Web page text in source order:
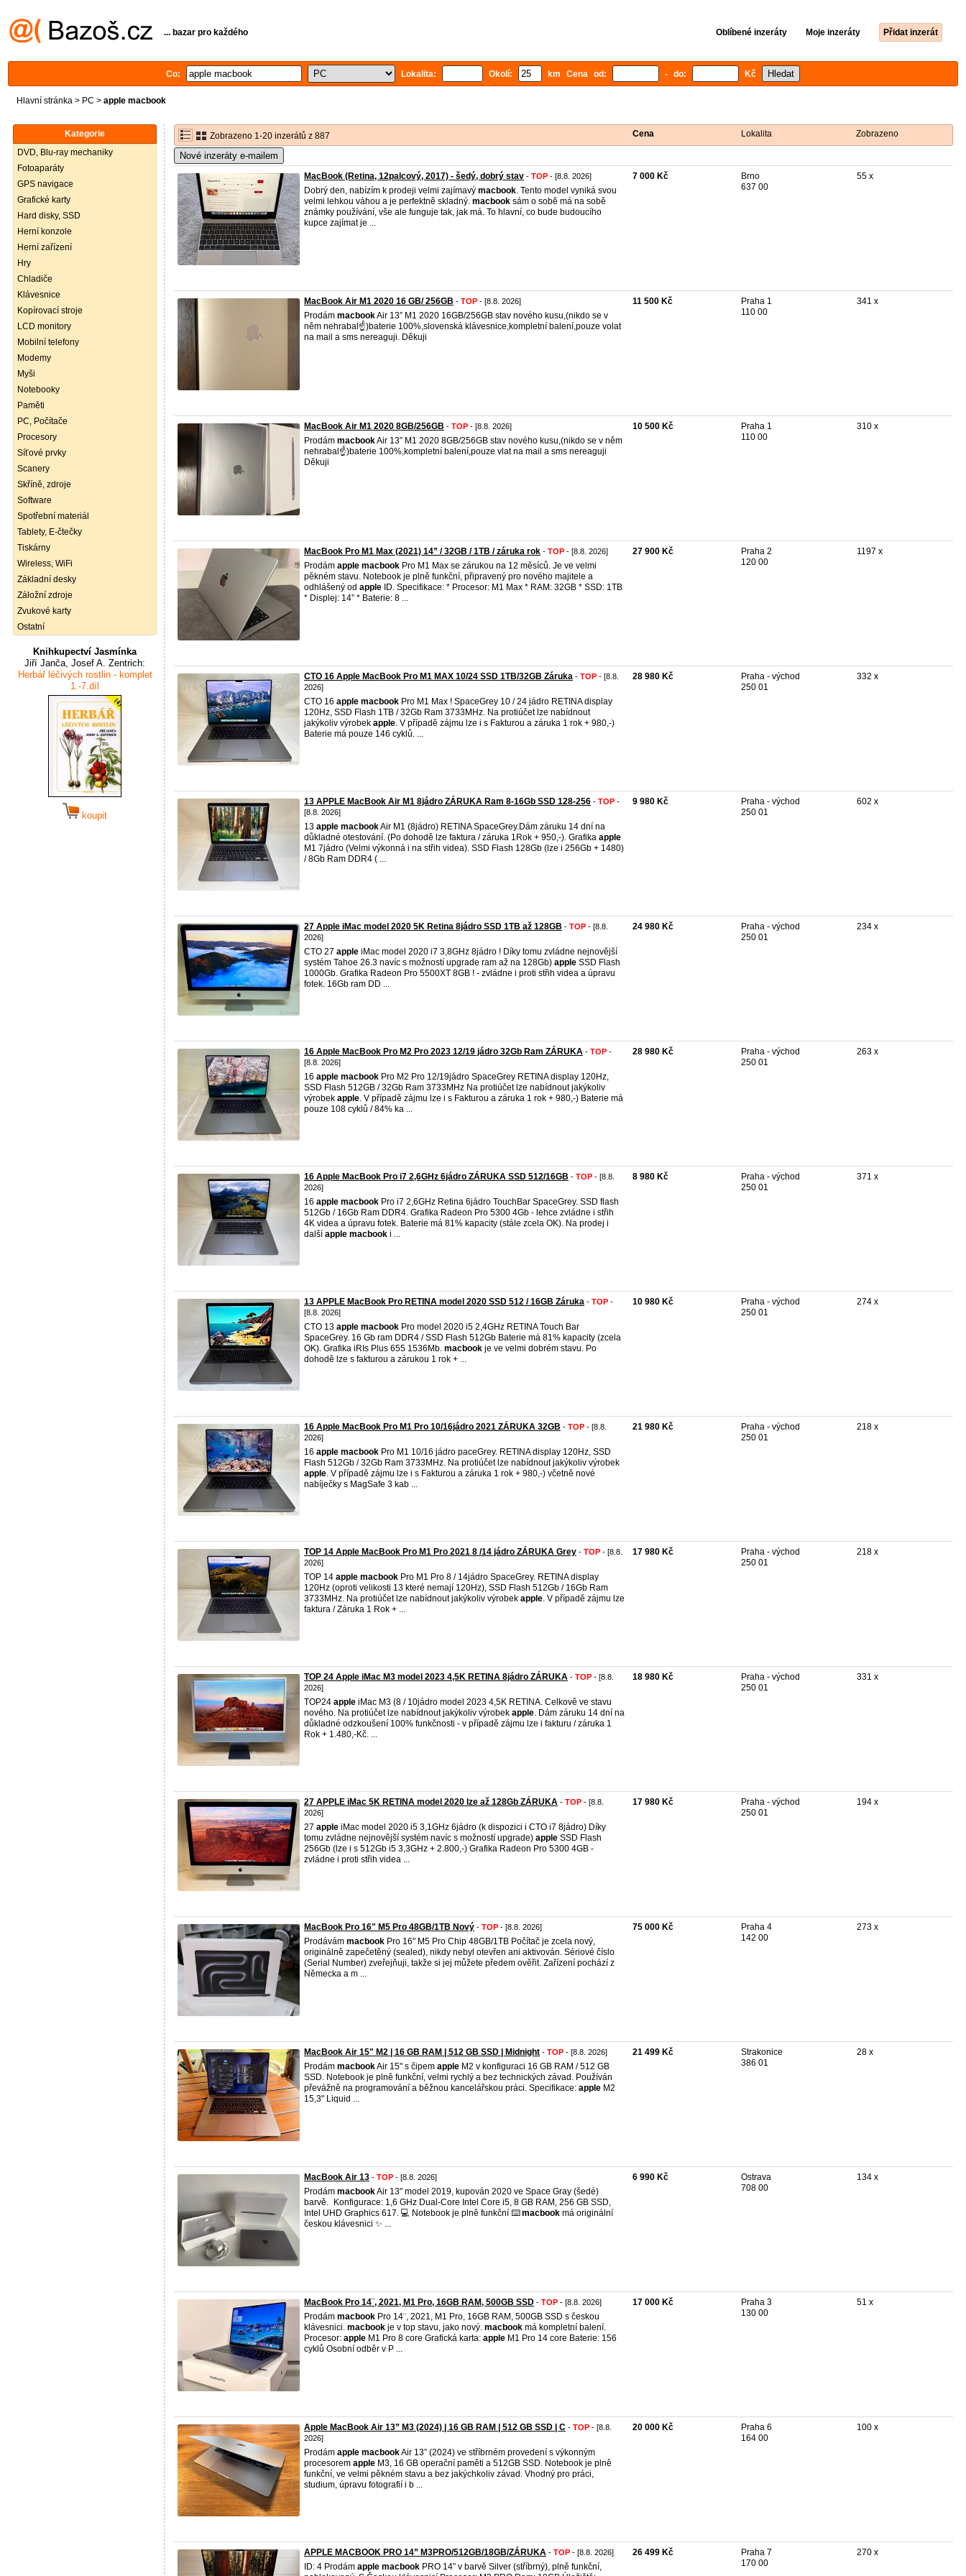
... bazar pro každého Oblíbené inzeráty Moje inzeráty Přidat inzerát
Co: Lokalita: Okolí: km Cena od: - do: Kč
Hlavní stránka > PC > apple macbook
Kategorie
DVD, Blu-ray mechaniky
Fotoaparáty
GPS navigace
Grafické karty
Hard disky, SSD
Herní konzole
Herní zařízení
Hry
Chladiče
Klávesnice
Kopírovací stroje
LCD monitory
Mobilní telefony
Modemy
Myši
Notebooky
Paměti
PC, Počítače
Procesory
Síťové prvky
Scanery
Skříně, zdroje
Software
Spotřební materiál
Tablety, E-čtečky
Tiskárny
Wireless, WiFi
Základní desky
Záložní zdroje
Zvukové karty
Ostatní
Knihkupectví Jasmínka
Jiří Janča, Josef A. Zentrich:
Herbář léčivých rostlin - komplet
1.-7.díl
koupit
Zobrazeno 1-20 inzerátů z 887 Cena Lokalita Zobrazeno
Nové inzeráty e-mailem
MacBook (Retina, 12palcový, 2017) - šedý, dobrý stav - TOP - [8.8. 2026]
Dobrý den, nabízím k prodeji velmi zajímavý macbook. Tento model vyniká svou
velmi lehkou váhou a je perfektně skladný. macbook sám o sobě má na sobě
známky používání, vše ale funguje tak, jak má. To hlavní, co bude budoucího
kupce zajímat je ...
7 000 Kč
Brno
637 00
55 x
MacBook Air M1 2020 16 GB/ 256GB - TOP - [8.8. 2026]
Prodám macbookAir 13” M1 2020 16GB/256GB stav nového kusu,(nikdo se v
něm nehrabal☝️)baterie 100%,slovenská klávesnice,kompletní balení,pouze volat
na mail a sms nereaguji. Děkuji
11 500 Kč
Praha 1
110 00
341 x
MacBook Air M1 2020 8GB/256GB - TOP - [8.8. 2026]
Prodám macbookAir 13” M1 2020 8GB/256GB stav nového kusu,(nikdo se v něm
nehrabal☝️)baterie 100%,kompletní balení,pouze vlat na mail a sms nereaguji
Děkuji
10 500 Kč
Praha 1
110 00
310 x
MacBook Pro M1 Max (2021) 14” / 32GB / 1TB / záruka rok - TOP - [8.8. 2026]
Prodám apple macbook Pro M1 Max se zárukou na 12 měsíců. Je ve velmi
pěkném stavu. Notebook je plně funkční, připravený pro nového majitele a
odhlášený od apple ID. Specifikace: * Procesor: M1 Max * RAM: 32GB * SSD: 1TB
* Displej: 14” * Baterie: 8 ...
27 900 Kč
Praha 2
120 00
1197 x
CTO 16 Apple MacBook Pro M1 MAX 10/24 SSD 1TB/32GB Záruka - TOP - [8.8.
2026]
CTO 16 apple macbook Pro M1 Max ! SpaceGrey 10 / 24 jádro RETINA display
120Hz, SSD Flash 1TB / 32Gb Ram 3733MHz. Na protiúčet lze nabídnout
jakýkoliv výrobek apple. V případě zájmu lze i s Fakturou a záruka 1 rok + 980,-)
Baterie má pouze 146 cyklů. ...
28 980 Kč
Praha - východ
250 01
332 x
13 APPLE MacBook Air M1 8jádro ZÁRUKA Ram 8-16Gb SSD 128-256 - TOP -
[8.8. 2026]
13 apple macbookAir M1 (8jádro) RETINA SpaceGrey.Dám záruku 14 dní na
důkladné otestování. (Po dohodě lze faktura / záruka 1Rok + 950,-). Grafika apple
M1 7jádro (Velmi výkonná i na střih videa). SSD Flash 128Gb (lze i 256Gb + 1480)
/ 8Gb Ram DDR4 ( ...
9 980 Kč
Praha - východ
250 01
602 x
27 Apple iMac model 2020 5K Retina 8jádro SSD 1TB až 128GB - TOP - [8.8.
2026]
CTO 27 apple iMac model 2020 i7 3,8GHz 8jádro ! Díky tomu zvládne nejnovější
systém Tahoe 26.3 navíc s možností upgrade ram až na 128Gb) apple SSD Flash
1000Gb. Grafika Radeon Pro 5500XT 8GB ! - zvládne i proti střih videa a úpravu
fotek. 16Gb ram DD ...
24 980 Kč
Praha - východ
250 01
234 x
16 Apple MacBook Pro M2 Pro 2023 12/19 jádro 32Gb Ram ZÁRUKA - TOP -
[8.8. 2026]
16 apple macbook Pro M2 Pro 12/19jádro SpaceGrey RETINA display 120Hz,
SSD Flash 512GB / 32Gb Ram 3733MHz Na protiúčet lze nabídnout jakýkoliv
výrobek apple. V případě zájmu lze i s Fakturou a záruka 1 rok + 980,-) Baterie má
pouze 108 cyklů / 84% ka ...
28 980 Kč
Praha - východ
250 01
263 x
16 Apple MacBook Pro i7 2,6GHz 6jádro ZÁRUKA SSD 512/16GB - TOP - [8.8.
2026]
16 apple macbook Pro i7 2,6GHz Retina 6jádro TouchBar SpaceGrey. SSD flash
512Gb / 16Gb Ram DDR4. Grafika Radeon Pro 5300 4Gb - lehce zvládne i střih
4K videa a úpravu fotek. Baterie má 81% kapacity (stále zcela OK). Na prodej i
další apple macbook i ...
8 980 Kč
Praha - východ
250 01
371 x
13 APPLE MacBook Pro RETINA model 2020 SSD 512 / 16GB Záruka - TOP -
[8.8. 2026]
CTO 13 apple macbook Pro model 2020 i5 2,4GHz RETINA Touch Bar
SpaceGrey. 16 Gb ram DDR4 / SSD Flash 512Gb Baterie má 81% kapacity (zcela
OK). Grafika iRIs Plus 655 1536Mb. macbook je ve velmi dobrém stavu. Po
dohodě lze s fakturou a zárukou 1 rok + ...
10 980 Kč
Praha - východ
250 01
274 x
16 Apple MacBook Pro M1 Pro 10/16jádro 2021 ZÁRUKA 32GB - TOP - [8.8.
2026]
16 apple macbook Pro M1 10/16 jádro paceGrey. RETINA display 120Hz, SSD
Flash 512Gb / 32Gb Ram 3733MHz. Na protiúčet lze nabídnout jakýkoliv výrobek
apple. V případě zájmu lze i s Fakturou a záruka 1 rok + 980,-) včetně nové
nabíječky s MagSafe 3 kab ...
21 980 Kč
Praha - východ
250 01
218 x
TOP 14 Apple MacBook Pro M1 Pro 2021 8 /14 jádro ZÁRUKA Grey - TOP - [8.8.
2026]
TOP 14 apple macbook Pro M1 Pro 8 / 14jádro SpaceGrey. RETINA display
120Hz (oproti velikosti 13 které nemají 120Hz), SSD Flash 512Gb / 16Gb Ram
3733MHz. Na protiúčet lze nabídnout jakýkoliv výrobek apple. V případě zájmu lze
faktura / Záruka 1 Rok + ...
17 980 Kč
Praha - východ
250 01
218 x
TOP 24 Apple iMac M3 model 2023 4,5K RETINA 8jádro ZÁRUKA - TOP - [8.8.
2026]
TOP24 apple iMac M3 (8 / 10jádro model 2023 4,5K RETINA. Celkově ve stavu
nového. Na protiúčet lze nabídnout jakýkoliv výrobek apple. Dám záruku 14 dní na
důkladné odzkoušení 100% funkčnosti - v případě zájmu lze i fakturu / záruka 1
Rok + 1.480,-Kč. ...
18 980 Kč
Praha - východ
250 01
331 x
27 APPLE iMac 5K RETINA model 2020 lze až 128Gb ZÁRUKA - TOP - [8.8.
2026]
27 apple iMac model 2020 i5 3,1GHz 6jádro (k dispozici i CTO i7 8jádro) Díky
tomu zvládne nejnovější systém navíc s možností upgrade) apple SSD Flash
256Gb (lze i s 512Gb i5 3,3GHz + 2.800,-) Grafika Radeon Pro 5300 4GB -
zvládne i proti střih videa ...
17 980 Kč
Praha - východ
250 01
194 x
MacBook Pro 16" M5 Pro 48GB/1TB Nový - TOP - [8.8. 2026]
Prodávám macbook Pro 16" M5 Pro Chip 48GB/1TB Počítač je zcela nový,
originálně zapečetěný (sealed), nikdy nebyl otevřen ani aktivován. Sériové číslo
(Serial Number) zveřejňuji, takže si jej můžete předem ověřit. Zařízení pochází z
Německa a m ...
75 000 Kč
Praha 4
142 00
273 x
MacBook Air 15" M2 | 16 GB RAM | 512 GB SSD | Midnight - TOP - [8.8. 2026]
Prodám macbookAir 15" s čipem apple M2 v konfiguraci 16 GB RAM / 512 GB
SSD. Notebook je plně funkční, velmi rychlý a bez technických závad. Používán
převážně na programování a běžnou kancelářskou práci. Specifikace: apple M2
15,3" Liquid ...
21 499 Kč
Strakonice
386 01
28 x
MacBook Air 13 - TOP - [8.8. 2026]
Prodám macbookAir 13" model 2019, kupován 2020 ve Space Gray (šedé)
barvě. Konfigurace: 1,6 GHz Dual-Core Intel Core i5, 8 GB RAM, 256 GB SSD,
Intel UHD Graphics 617. 💻 Notebook je plně funkční ⌨️macbook má originální
českou klávesnici ✨ ...
6 990 Kč
Ostrava
708 00
134 x
MacBook Pro 14¨, 2021, M1 Pro, 16GB RAM, 500GB SSD - TOP - [8.8. 2026]
Prodám macbook Pro 14¨, 2021, M1 Pro, 16GB RAM, 500GB SSD s českou
klávesnici. macbook je v top stavu, jako nový. macbook má kompletní balení.
Procesor: apple M1 Pro 8 core Grafická karta: apple M1 Pro 14 core Baterie: 156
cyklů Osobní odběr v P ...
17 000 Kč
Praha 3
130 00
51 x
Apple MacBook Air 13” M3 (2024) | 16 GB RAM | 512 GB SSD | C - TOP - [8.8.
2026]
Prodám apple macbookAir 13” (2024) ve stříbrném provedení s výkonným
procesorem apple M3, 16 GB operační paměti a 512GB SSD. Notebook je plně
funkční, ve velmi pěkném stavu a bez jakýchkoliv závad. Vhodný pro práci,
studium, úpravu fotografií i b ...
20 000 Kč
Praha 6
164 00
100 x
APPLE MACBOOK PRO 14” M3PRO/512GB/18GB/ZÁRUKA - TOP - [8.8. 2026]
ID: 4 Prodám apple macbook PRO 14” v barvě Silver (stříbrný), plně funkční,
26 499 Kč
Praha 7
170 00
270 x